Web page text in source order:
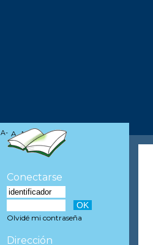
A- A A+
Conectarse
Olvidé mi contraseña
Dirección